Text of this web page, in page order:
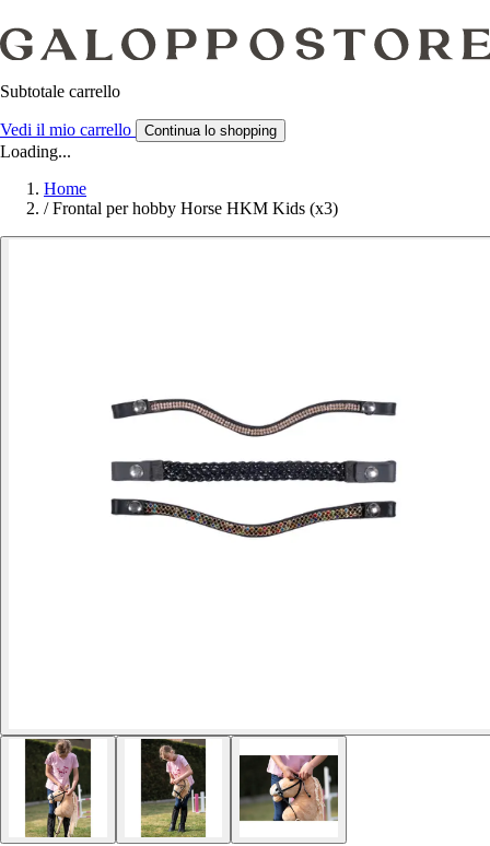
Subtotale carrello
Vedi il mio carrello Continua lo shopping
Loading...
Home
/ Frontal per hobby Horse HKM Kids (x3)